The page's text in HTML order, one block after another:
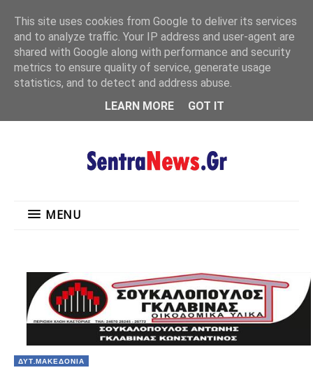
MENU
MENU
ΔΥΤ.ΜΑΚΕΔΟΝΙΑ
This site uses cookies from Google to deliver its services
and to analyze traffic. Your IP address and user-agent are
shared with Google along with performance and security
metrics to ensure quality of service, generate usage
statistics, and to detect and address abuse.
LEARN MORE
GOT IT